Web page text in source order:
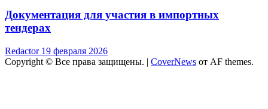
Документация для участия в импортных
тендерах
Redactor 19 февраля 2026
Copyright © Все права защищены. | CoverNews от AF themes.